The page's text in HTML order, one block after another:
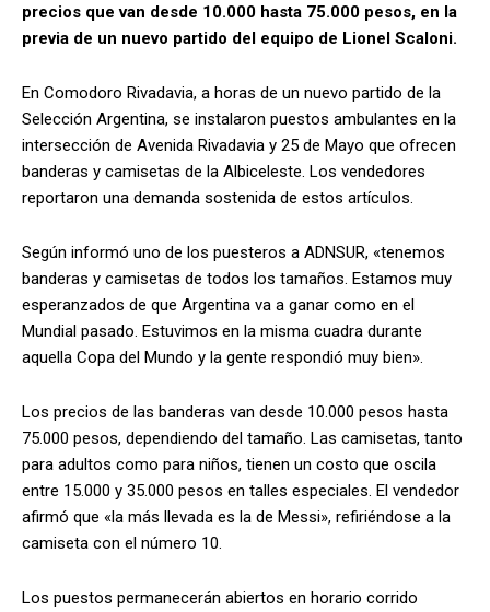
precios que van desde 10.000 hasta 75.000 pesos, en la
previa de un nuevo partido del equipo de Lionel Scaloni.
En Comodoro Rivadavia, a horas de un nuevo partido de la
Selección Argentina, se instalaron puestos ambulantes en la
intersección de Avenida Rivadavia y 25 de Mayo que ofrecen
banderas y camisetas de la Albiceleste. Los vendedores
reportaron una demanda sostenida de estos artículos.
Según informó uno de los puesteros a ADNSUR, «tenemos
banderas y camisetas de todos los tamaños. Estamos muy
esperanzados de que Argentina va a ganar como en el
Mundial pasado. Estuvimos en la misma cuadra durante
aquella Copa del Mundo y la gente respondió muy bien».
Los precios de las banderas van desde 10.000 pesos hasta
75.000 pesos, dependiendo del tamaño. Las camisetas, tanto
para adultos como para niños, tienen un costo que oscila
entre 15.000 y 35.000 pesos en talles especiales. El vendedor
afirmó que «la más llevada es la de Messi», refiriéndose a la
camiseta con el número 10.
Los puestos permanecerán abiertos en horario corrido